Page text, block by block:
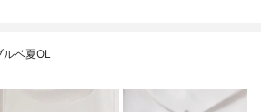
ルベ夏OL